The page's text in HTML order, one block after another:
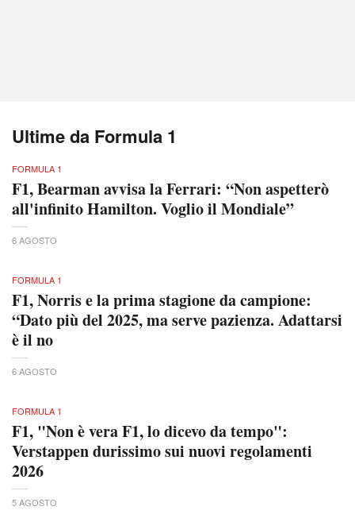
Ultime da Formula 1
FORMULA 1
F1, Bearman avvisa la Ferrari: “Non aspetterò
all'infinito Hamilton. Voglio il Mondiale”
6 AGOSTO
FORMULA 1
F1, Norris e la prima stagione da campione:
“Dato più del 2025, ma serve pazienza. Adattarsi
è il no
6 AGOSTO
FORMULA 1
F1, "Non è vera F1, lo dicevo da tempo":
Verstappen durissimo sui nuovi regolamenti
2026
5 AGOSTO